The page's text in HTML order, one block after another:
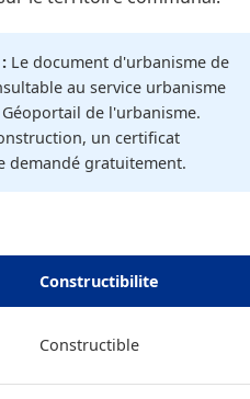
Le document d'urbanisme de
au service urbanisme
de l'urbanisme.
un certificat
demandé gratuitement.
Constructibilite
Constructible